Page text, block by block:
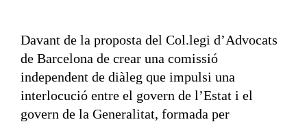
Davant de la proposta del Col.legi d’Advocats
de Barcelona de crear una comissió
independent de diàleg que impulsi una
interlocució entre el govern de l’Estat i el
govern de la Generalitat, formada per